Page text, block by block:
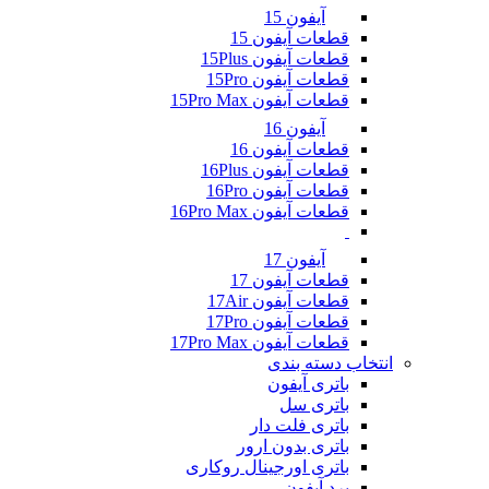
آیفون 15
قطعات آیفون 15
قطعات آیفون 15Plus
قطعات آیفون 15Pro
قطعات آیفون 15Pro Max
آیفون 16
قطعات آیفون 16
قطعات آیفون 16Plus
قطعات آیفون 16Pro
قطعات آیفون 16Pro Max
آیفون 17
قطعات آیفون 17
قطعات آیفون 17Air
قطعات آیفون 17Pro
قطعات آیفون 17Pro Max
انتخاب دسته بندی
باتری آیفون
باتری سل
باتری فلت دار
باتری بدون ارور
باتری اورجینال روکاری